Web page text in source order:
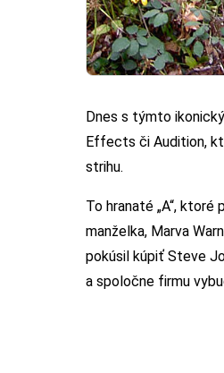
Dnes s týmto
Effects či Audition,
strihu.
To hranaté „A“,
manželka, Marva
pokúsil kúpiť Steve
a spoločne firmu